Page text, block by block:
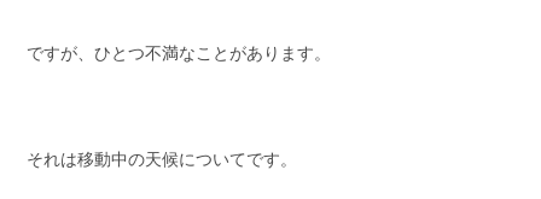
ですが、ひとつ不満なことがあります。
それは移動中の天候についてです。